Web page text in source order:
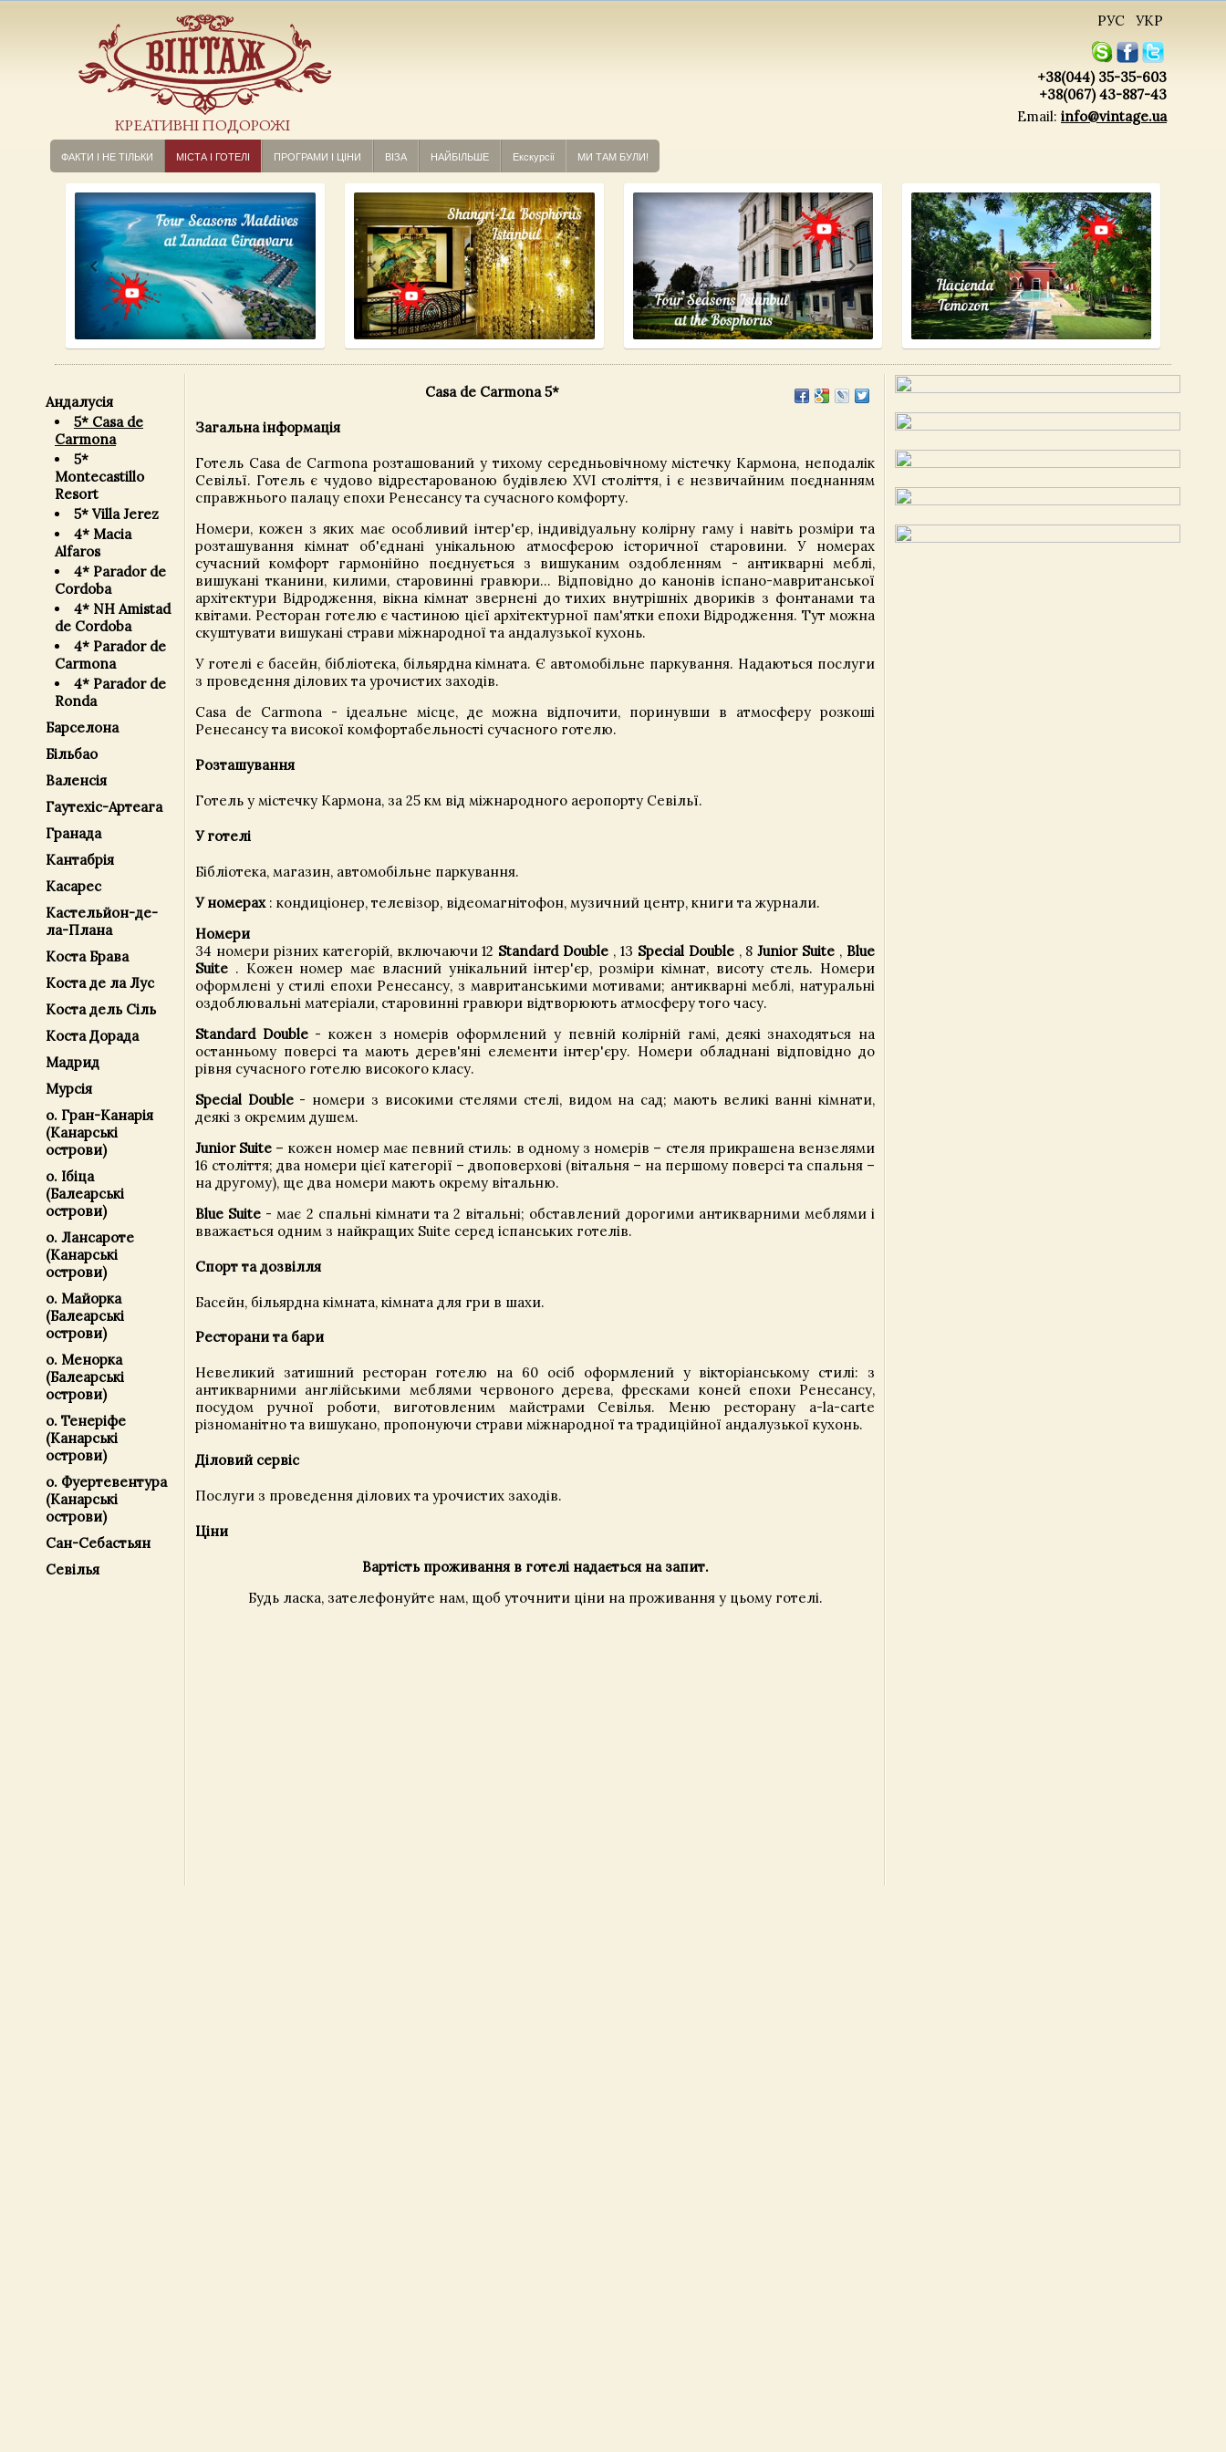
КРЕАТИВНІ ПОДОРОЖІ
РУС УКР
+38(044) 35-35-603
+38(067) 43-887-43
Email: info@vintage.ua
ФАКТИ І НЕ ТІЛЬКИ МІСТА І ГОТЕЛІ ПРОГРАМИ І ЦІНИ ВІЗА НАЙБІЛЬШЕ Екскурсії МИ ТАМ БУЛИ!
Андалусія
5* Casa de
Carmona
5*
Montecastillo
Resort
5* Villa Jerez
4* Macia
Alfaros
4* Parador de
Cordoba
4* NH Amistad
de Cordoba
4* Parador de
Carmona
4* Parador de
Ronda
Барселона
Більбао
Валенсія
Гаутехіс-Артеага
Гранада
Кантабрія
Касарес
Кастельйон-де-
ла-Плана
Коста Брава
Коста де ла Луc
Коста дель Сіль
Коста Дорада
Мадрид
Мурсія
о. Гран-Канарія
(Канарські
острови)
о. Ібіца
(Балеарські
острови)
о. Лансароте
(Канарські
острови)
о. Майорка
(Балеарські
острови)
о. Менорка
(Балеарські
острови)
о. Тенеріфе
(Канарські
острови)
о. Фуертевентура
(Канарські
острови)
Сан-Себастьян
Севілья
Casa de Carmona 5*
Загальна інформація
Готель Casa de Carmona розташований у тихому середньовічному містечку Кармона, неподалік
Севільї. Готель є чудово відрестарованою будівлею XVI століття, і є незвичайним поєднанням
справжнього палацу епохи Ренесансу та сучасного комфорту.
Номери, кожен з яких має особливий інтер'єр, індивідуальну колірну гаму і навіть розміри та
розташування кімнат об'єднані унікальною атмосферою історичної старовини. У номерах
сучасний комфорт гармонійно поєднується з вишуканим оздобленням - антикварні меблі,
вишукані тканини, килими, старовинні гравюри... Відповідно до канонів іспано-мавританської
архітектури Відродження, вікна кімнат звернені до тихих внутрішніх двориків з фонтанами та
квітами. Ресторан готелю є частиною цієї архітектурної пам'ятки епохи Відродження. Тут можна
скуштувати вишукані страви міжнародної та андалузької кухонь.
У готелі є басейн, бібліотека, більярдна кімната. Є автомобільне паркування. Надаються послуги
з проведення ділових та урочистих заходів.
Casa de Carmona - ідеальне місце, де можна відпочити, поринувши в атмосферу розкоші
Ренесансу та високої комфортабельності сучасного готелю.
Розташування
Готель у містечку Кармона, за 25 км від міжнародного аеропорту Севільї.
У готелі
Бібліотека, магазин, автомобільне паркування.
У номерах: кондиціонер, телевізор, відеомагнітофон, музичний центр, книги та журнали.
Номери
34 номери різних категорій, включаючи 12 Standard Double , 13 Special Double, 8Junior Suite , Blue
Suite . Кожен номер має власний унікальний інтер'єр, розміри кімнат, висоту стель. Номери
оформлені у стилі епохи Ренесансу, з мавританськими мотивами; антикварні меблі, натуральні
оздоблювальні матеріали, старовинні гравюри відтворюють атмосферу того часу.
Standard Double- кожен з номерів оформлений у певній колірній гамі, деякі знаходяться на
останньому поверсі та мають дерев'яні елементи інтер'єру. Номери обладнані відповідно до
рівня сучасного готелю високого класу.
Special Double- номери з високими стелями стелі, видом на сад; мають великі ванні кімнати,
деякі з окремим душем.
Junior Suite – кожен номер має певний стиль: в одному з номерів – стеля прикрашена вензелями
16 століття; два номери цієї категорії – двоповерхові (вітальня – на першому поверсі та спальня –
на другому), ще два номери мають окрему вітальню.
Blue Suite - має 2 спальні кімнати та 2 вітальні; обставлений дорогими антикварними меблями і
вважається одним з найкращих Suite серед іспанських готелів.
Спорт та дозвілля
Басейн, більярдна кімната, кімната для гри в шахи.
Ресторани та бари
Невеликий затишний ресторан готелю на 60 осіб оформлений у вікторіанському стилі: з
антикварними англійськими меблями червоного дерева, фресками коней епохи Ренесансу,
посудом ручної роботи, виготовленим майстрами Севілья. Меню ресторану а-la-carte
різноманітно та вишукано, пропонуючи страви міжнародної та традиційної андалузької кухонь.
Діловий сервіс
Послуги з проведення ділових та урочистих заходів.
Ціни
Вартість проживання в готелі надається на запит.
Будь ласка, зателефонуйте нам, щоб уточнити ціни на проживання у цьому готелі.